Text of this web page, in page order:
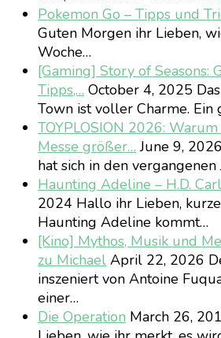
Pokemon Go – Tipps und
Guten Morgen ihr Lieben,
Woche…
[Gaming] Story of Seasons:
Tipps,… October 4, 2025
Town ist voller Charme. Ein
TOYPLOSION 2026:
Messe größer… June 9, 2026
hat sich in den
Haunting Adeline – H.D.
2024 Hallo ihr Lieben,
Haunting Adeline kommt…
[Kino] Mythos, Musik und
zu Michael April 22, 2026
inszeniert von Antoine
einer…
Die Operation March 26,